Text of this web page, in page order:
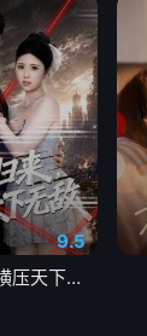
9.5
杀神归来，横压天下无敌